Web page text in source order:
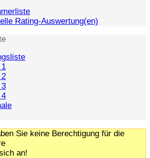
Rating-Auswertung(en)
1
2
3
4
Sie keine Berechtigung für die
an!